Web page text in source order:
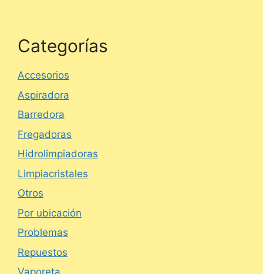
Categorías
Accesorios
Aspiradora
Barredora
Fregadoras
Hidrolimpiadoras
Limpiacristales
Otros
Por ubicación
Problemas
Repuestos